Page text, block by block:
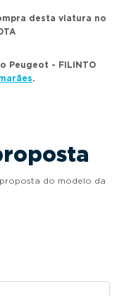
desta viatura no
Peugeot - FILINTO
.
do modelo da